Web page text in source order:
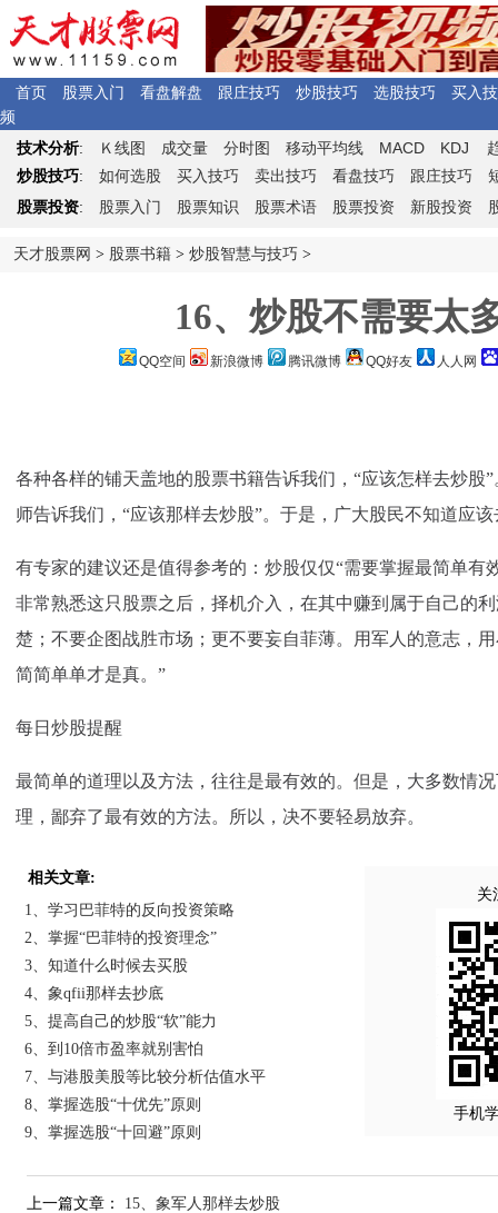
首页 股票入门 看盘解盘 跟庄技巧 炒股技巧 选股技巧
买入
频
技术分析: Ｋ 线图 成交量 分时图 移动平均线 MACD KDJ
炒股技巧: 如何选股 买入技巧 卖出技巧 看盘技巧 跟庄技巧
股票投资: 股票入门 股票知识 股票术语 股票投资 新股投资
天才股票网 > 股票书籍 > 炒股智慧与技巧 >
16、炒股不需要太
QQ空间 新浪微博 腾讯微博 QQ好友 人人网
各种各样的铺天盖地的股票书籍告诉我们，“应该怎样去炒股
师告诉我们，“应该那样去炒股”。于是，广大股民不知道应
有专家的建议还是值得参考的：炒股仅仅“需要掌握最简单有
非常熟悉这只股票之后，择机介入，在其中赚到属于自己的
楚；不要企图战胜市场；更不要妄自菲薄。用军人的意志，
简简单单才是真。”
每日炒股提醒
最简单的道理以及方法，往往是最有效的。但是，大多数情
理，鄙弃了最有效的方法。所以，决不要轻易放弃。
相关文章:
1、学习巴菲特的反向投资策略
2、掌握“巴菲特的投资理念”
3、知道什么时候去买股
4、象qfii那样去抄底
5、提高自己的炒股“软”能力
6、到10倍市盈率就别害怕
7、与港股美股等比较分析估值水平
8、掌握选股“十优先”原则
9、掌握选股“十回避”原则
关
手机
上一篇文章： 15、象军人那样去炒股